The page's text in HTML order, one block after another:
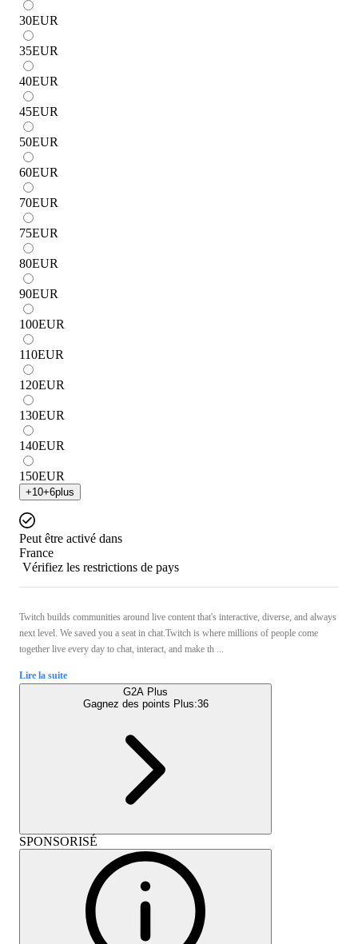
30EUR
35EUR
40EUR
45EUR
50EUR
60EUR
70EUR
75EUR
80EUR
90EUR
100EUR
110EUR
120EUR
130EUR
140EUR
150EUR
+10+6plus
Peut être activé dans
France
Vérifiez les restrictions de pays
Twitch builds communities around live content that's interactive, diverse, and always
next level. We saved you a seat in chat.Twitch is where millions of people come
together live every day to chat, interact, and make th ...
Lire la suite
G2A Plus
Gagnez des points Plus:36
SPONSORISÉ